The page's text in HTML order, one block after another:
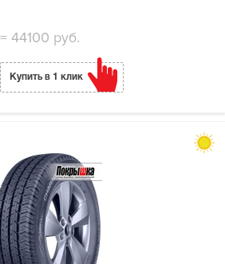
=44100 руб.
Купить в 1 клик